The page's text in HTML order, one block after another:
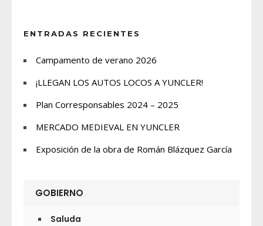
ENTRADAS RECIENTES
Campamento de verano 2026
¡LLEGAN LOS AUTOS LOCOS A YUNCLER!
Plan Corresponsables 2024 – 2025
MERCADO MEDIEVAL EN YUNCLER
Exposición de la obra de Román Blázquez García
GOBIERNO
Saluda